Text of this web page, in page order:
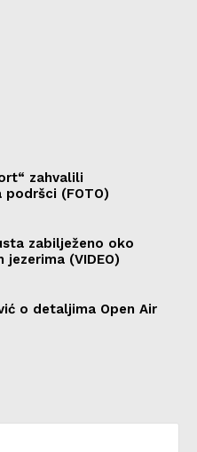
zahvalili
podršci (FOTO)
zabilježeno oko
(VIDEO)
o detaljima Open Air